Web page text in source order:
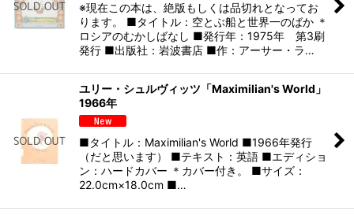
※現在この本は、絶版もしくは品切れとなってお
ります。 ■タイトル：空とぶ船と世界一のばか ＊
ロシアのむかしばなし ■発行年：1975年 第3刷
発行 ■出版社：岩波書店 ■作：アーサー・ラ…
ユリー・シュルヴィッツ「Maximilian's World」
1966年
■タイトル：Maximilian's World ■1966年発行
（だと思います） ■テキスト：英語 ■エディショ
ン：ハードカバー ＊カバー付き。 ■サイズ：
22.0cm×18.0cm ■…